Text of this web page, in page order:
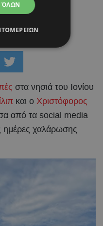
στα νησιά του Ιονίου
και ο Χριστόφορος
από τα social media
ημέρες χαλάρωσης
ΌΛΩΝ